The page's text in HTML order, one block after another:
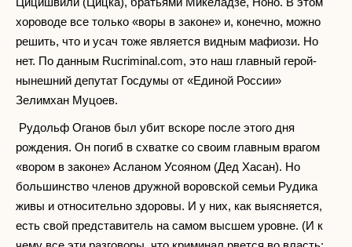
хороводе все только «воры в законе» и, конечно, можно
решить, что и усач тоже является видным мафиози. Но
нет. По данным Rucriminal.com, это наш главный герой-
нынешний депутат Госдумы от «Единой России»
Зелимхан Муцоев.
Рудольф Оганов был убит вскоре после этого дня
рождения. Он погиб в схватке со своим главным врагом
«вором в законе» Асланом Усояном (Дед Хасан). Но
большинство членов дружной воровской семьи Рудика
живы и относительно здоровы. И у них, как выясняется,
есть свой представитель на самом высшем уровне. (И к